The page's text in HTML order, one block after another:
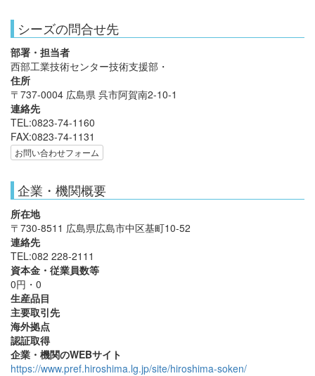
シーズの問合せ先
部署・担当者
西部工業技術センター技術支援部・
住所
〒737-0004 広島県 呉市阿賀南2-10-1
連絡先
TEL:0823-74-1160
FAX:0823-74-1131
お問い合わせフォーム
企業・機関概要
所在地
〒730-8511 広島県広島市中区基町10-52
連絡先
TEL:082 228-2111
資本金・従業員数等
0円・0
生産品目
主要取引先
海外拠点
認証取得
企業・機関のWEBサイト
https://www.pref.hiroshima.lg.jp/site/hiroshima-soken/